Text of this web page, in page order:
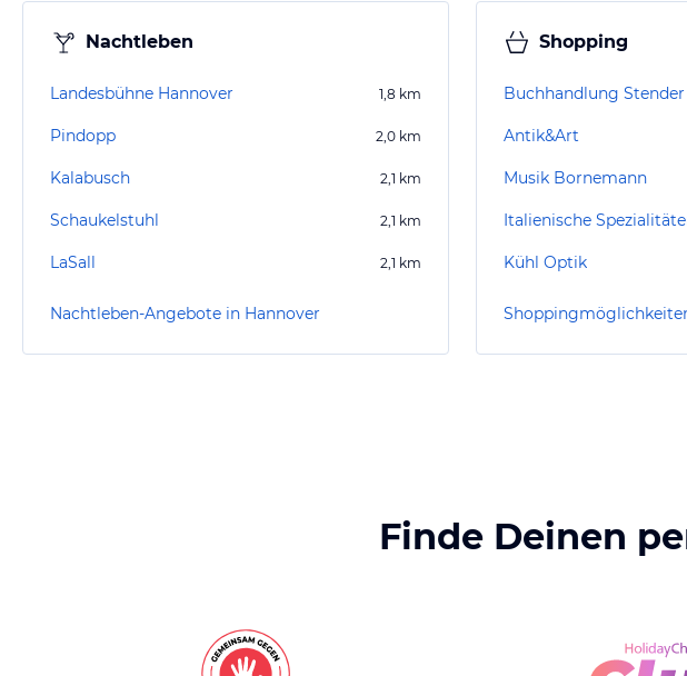
Nachtleben
Landesbühne Hannover 1,8 km
Pindopp 2,0 km
Kalabusch 2,1 km
Schaukelstuhl 2,1 km
LaSall 2,1 km
Nachtleben-Angebote in Hannover
Shopping
Buchhandlung Stender
Antik&Art
Musik Bornemann
Kühl Optik
Finde Deinen